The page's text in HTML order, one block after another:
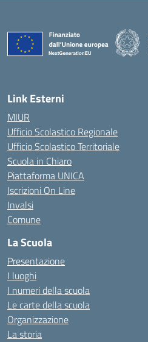
Link Esterni
MIUR
Ufficio Scolastico Regionale
Ufficio Scolastico Territoriale
Scuola in Chiaro
Piattaforma UNICA
Iscrizioni On Line
Invalsi
Comune
La Scuola
Presentazione
I luoghi
I numeri della scuola
Le carte della scuola
Organizzazione
La storia